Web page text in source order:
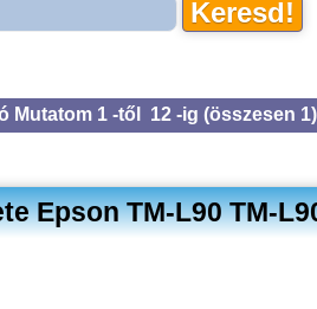
Mutatom 1 -től 12 -ig (összesen 1)
Epson TM-L90 TM-